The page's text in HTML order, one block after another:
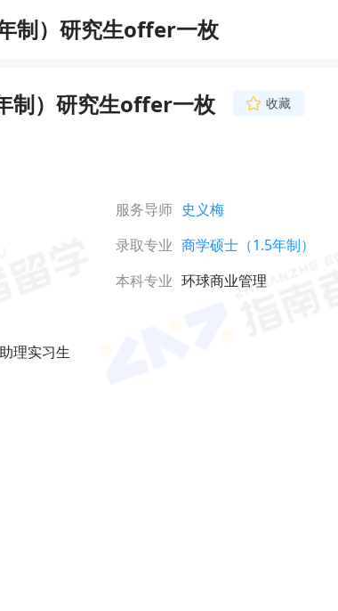
制）研究生offer一枚
制）研究生offer一枚
收藏
服务导师 史义梅
录取专业 商学硕士（1.5年制）
本科专业 环球商业管理
理实习生